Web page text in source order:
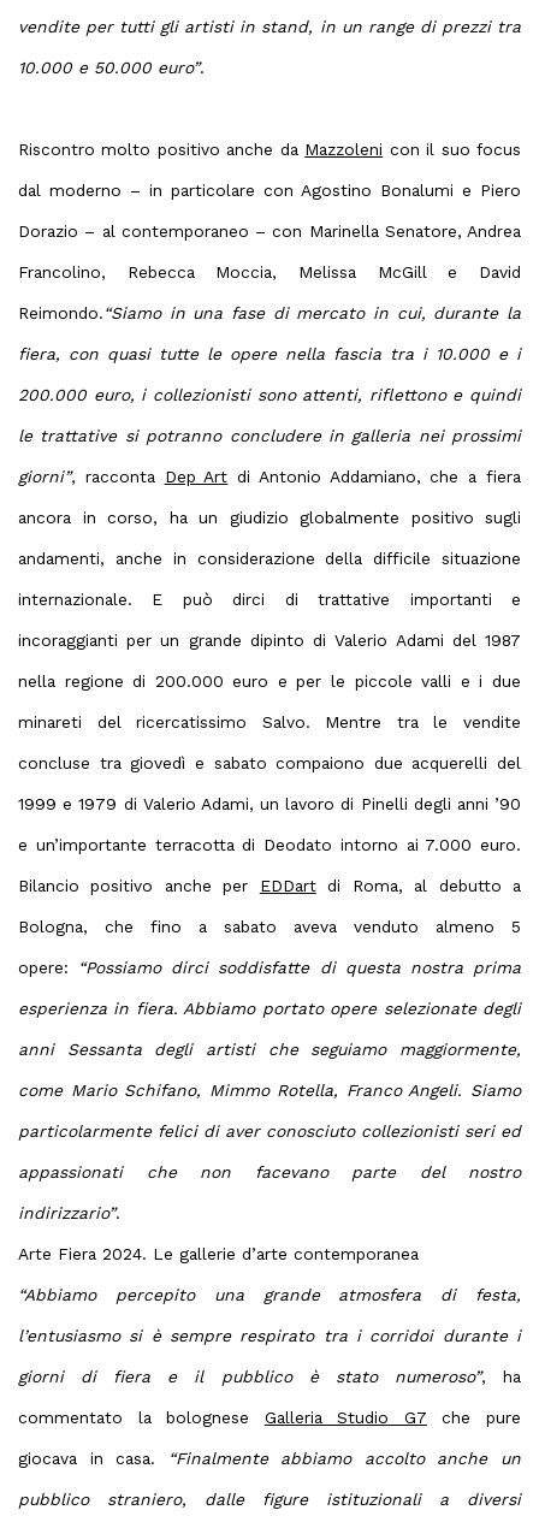
vendite per tutti gli artisti in stand, in un range di prezzi tra
10.000 e 50.000 euro”.
Riscontro molto positivo anche da Mazzoleni con il suo focus
dal moderno – in particolare con Agostino Bonalumi e Piero
Dorazio – al contemporaneo – con Marinella Senatore, Andrea
Francolino, Rebecca Moccia, Melissa McGill e David
Reimondo.“Siamo in una fase di mercato in cui, durante la
fiera, con quasi tutte le opere nella fascia tra i 10.000 e i
200.000 euro, i collezionisti sono attenti, riflettono e quindi
le trattative si potranno concludere in galleria nei prossimi
giorni”, racconta Dep Art di Antonio Addamiano, che a fiera
ancora in corso, ha un giudizio globalmente positivo sugli
andamenti, anche in considerazione della difficile situazione
internazionale. E può dirci di trattative importanti e
incoraggianti per un grande dipinto di Valerio Adami del 1987
nella regione di 200.000 euro e per le piccole valli e i due
minareti del ricercatissimo Salvo. Mentre tra le vendite
concluse tra giovedì e sabato compaiono due acquerelli del
1999 e 1979 di Valerio Adami, un lavoro di Pinelli degli anni ’90
e un’importante terracotta di Deodato intorno ai 7.000 euro.
Bilancio positivo anche per EDDartdi Roma, al debutto a
Bologna, che fino a sabato aveva venduto almeno 5
opere: “Possiamo dirci soddisfatte di questa nostra prima
esperienza in fiera. Abbiamo portato opere selezionate degli
anni Sessanta degli artisti che seguiamo maggiormente,
come Mario Schifano, Mimmo Rotella, Franco Angeli. Siamo
particolarmente felici di aver conosciuto collezionisti seri ed
appassionati che non facevano parte del nostro
indirizzario”.
Arte Fiera 2024. Le gallerie d’arte contemporanea
“Abbiamo percepito una grande atmosfera di festa,
l’entusiasmo si è sempre respirato tra i corridoi durante i
giorni di fiera e il pubblico è stato numeroso”, ha
commentato la bolognese Galleria Studio G7 che pure
giocava in casa. “Finalmente abbiamo accolto anche un
pubblico straniero, dalle figure istituzionali a diversi